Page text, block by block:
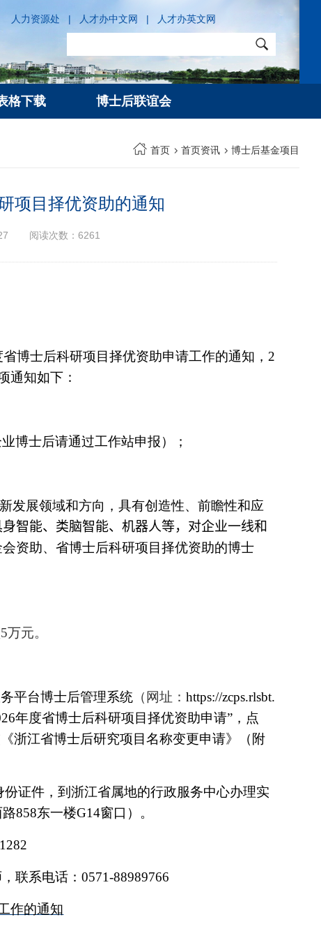
人力资源处 | 人才办中文网 | 人才办英文网
格下载 博士后联谊会
首页 首页资讯 博士后基金项目
项目择优资助的通知
阅读次数： 6261
省博士后科研项目择优资助申请工作的通知， 2
通知如下：
博士后请通过工作站申报）；
发展领域和方向，具有创造性、前瞻性和应
智能、类脑智能、机器人等，对企业一线和
资助、省博士后科研项目择优资助的博士
5万元。
平台博士后管理系统 （网址：https://zcps.rlsbt.
6年度省博士后科研项目择优资助申请”，点
浙江省博士后研究项目名称变更申请》（附
证件，到浙江省属地的行政服务中心办理实
858东一楼G14窗口）。
联系电话：0571-88989766
作的通知